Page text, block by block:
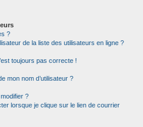
?
de la liste des utilisateurs en ligne ?
toujours pas correcte !
mon nom d’utilisateur ?
?
lorsque je clique sur le lien de courrier